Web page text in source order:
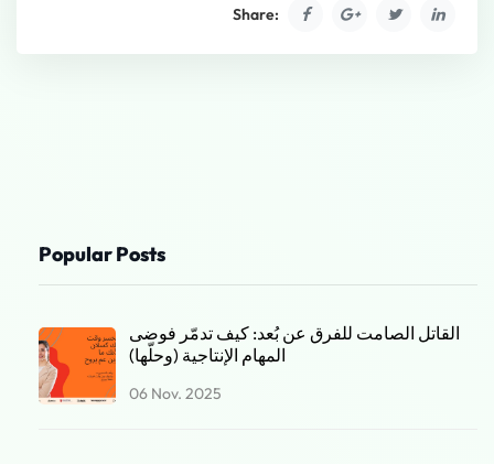
Share:
Popular Posts
القاتل الصامت للفرق عن بُعد: كيف تدمّر فوضى
المهام الإنتاجية (وحلّها)
06 Nov. 2025